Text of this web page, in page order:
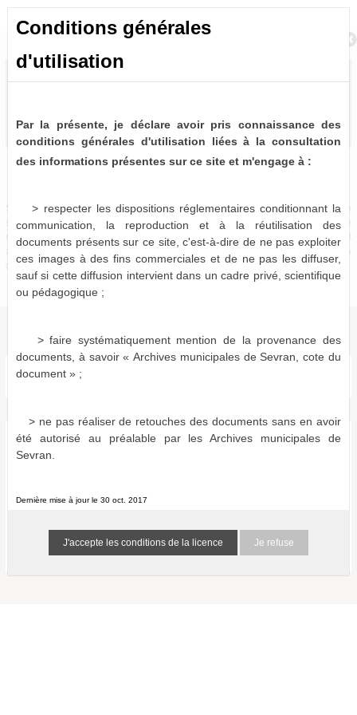
Bulletins et journaux municipaux de Sevran
Sources historiques précieuses, les bulletins et journaux municipaux de Sevran
sont désormais partiellement disponibles à la consultation virtuelle. Pour le
moment, seules les périodes 1963-1975, 1986-1987 et 1996-2001 sont
actuellement numérisées et consultables en ligne, le reste devant être mis à
disposition dans les mois qui viennent.
Bulletins et journaux municipaux de Sevran
Aucun document ne correspond aux termes de recherche
spécifiés :
Vérifiez l'orthographe des termes recherchés.
Conditions générales
d'utilisation
Par la présente, je déclare avoir pris connaissance des
conditions générales d'utilisation liées à la consultation
des informations présentes sur ce site et m'engage à :
> respecter les dispositions réglementaires conditionnant la
communication, la reproduction et à la réutilisation des
documents présents sur ce site, c'est-à-dire de ne pas exploiter
ces images à des fins commerciales et de ne pas les diffuser,
sauf si cette diffusion intervient dans un cadre privé, scientifique
ou pédagogique ;
> faire systématiquement mention de la provenance des
documents, à savoir « Archives municipales de Sevran, cote du
document » ;
> ne pas réaliser de retouches des documents sans en avoir
été autorisé au préalable par les Archives municipales de
Sevran.
Dernière mise à jour le 30 oct. 2017
Je refuse